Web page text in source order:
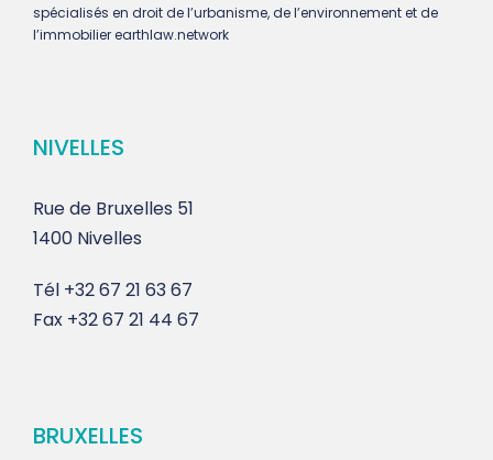
spécialisés en droit de l’urbanisme, de l’environnement et de
l’immobilier earthlaw.network
NIVELLES
Rue de Bruxelles 51
1400 Nivelles
Tél +32 67 21 63 67
Fax +32 67 21 44 67
BRUXELLES